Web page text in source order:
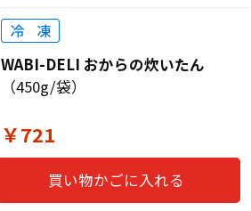
WABI-DELI おからの炊いたん
（450g/袋）
￥721
買い物かごに入れる